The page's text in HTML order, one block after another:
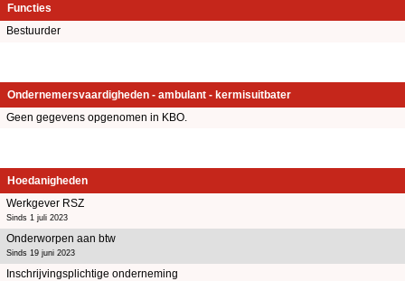
Functies
Bestuurder
Ondernemersvaardigheden - ambulant - kermisuitbater
Geen gegevens opgenomen in KBO.
Hoedanigheden
Werkgever RSZ
Sinds 1 juli 2023
Onderworpen aan btw
Sinds 19 juni 2023
Inschrijvingsplichtige onderneming